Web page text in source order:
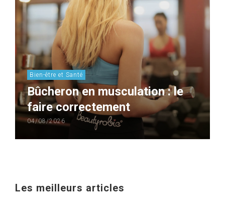
Bien-être et Santé
Bûcheron en musculation : le
faire correctement
04/08/2026
Les meilleurs articles